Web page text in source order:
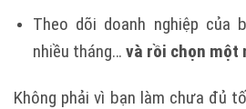
Theo dõi doanh nghiệp của
nhiều tháng… và rồi chọn một
Không phải vì bạn làm chưa đủ